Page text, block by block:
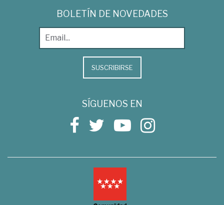
BOLETÍN DE NOVEDADES
SUSCRIBIRSE
SÍGUENOS EN